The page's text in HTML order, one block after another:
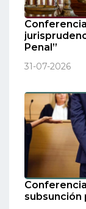
Penal”
31-07-2026
subsunción